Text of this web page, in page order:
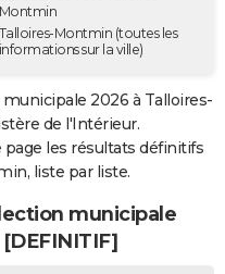
Montmin
Talloires-Montmin (toutes les
informations sur la ville)
2026 à Talloires-
de l'Intérieur.
les résultats définitifs
liste par liste.
municipale